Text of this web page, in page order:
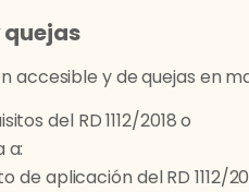
y de quejas en
del RD 1112/2018 o
a:
aplicación del RD